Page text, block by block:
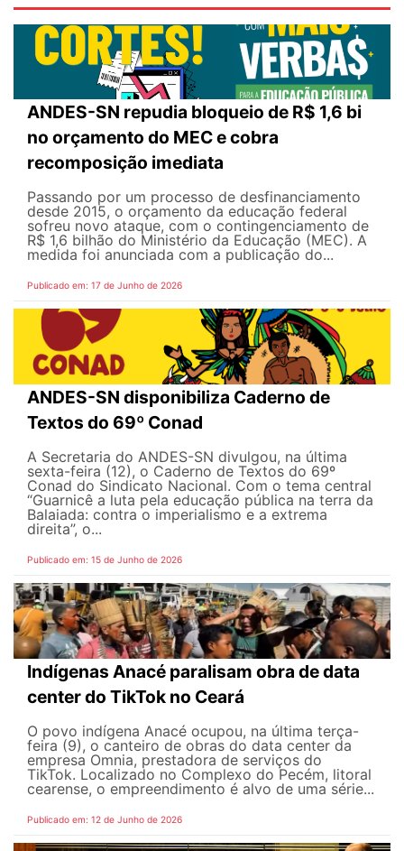
ANDES-SN repudia bloqueio de R$ 1,6 bi
no orçamento do MEC e cobra
recomposição imediata
Passando por um processo de desfinanciamento
desde 2015, o orçamento da educação federal
sofreu novo ataque, com o contingenciamento de
R$ 1,6 bilhão do Ministério da Educação (MEC). A
medida foi anunciada com a publicação do...
Publicado em: 17 de Junho de 2026
ANDES-SN disponibiliza Caderno de
Textos do 69º Conad
A Secretaria do ANDES-SN divulgou, na última
sexta-feira (12), o Caderno de Textos do 69º
Conad do Sindicato Nacional. Com o tema central
“Guarnicê a luta pela educação pública na terra da
Balaiada: contra o imperialismo e a extrema
direita”, o...
Publicado em: 15 de Junho de 2026
Indígenas Anacé paralisam obra de data
center do TikTok no Ceará
O povo indígena Anacé ocupou, na última terça-
feira (9), o canteiro de obras do data center da
empresa Omnia, prestadora de serviços do
TikTok. Localizado no Complexo do Pecém, litoral
cearense, o empreendimento é alvo de uma série...
Publicado em: 12 de Junho de 2026